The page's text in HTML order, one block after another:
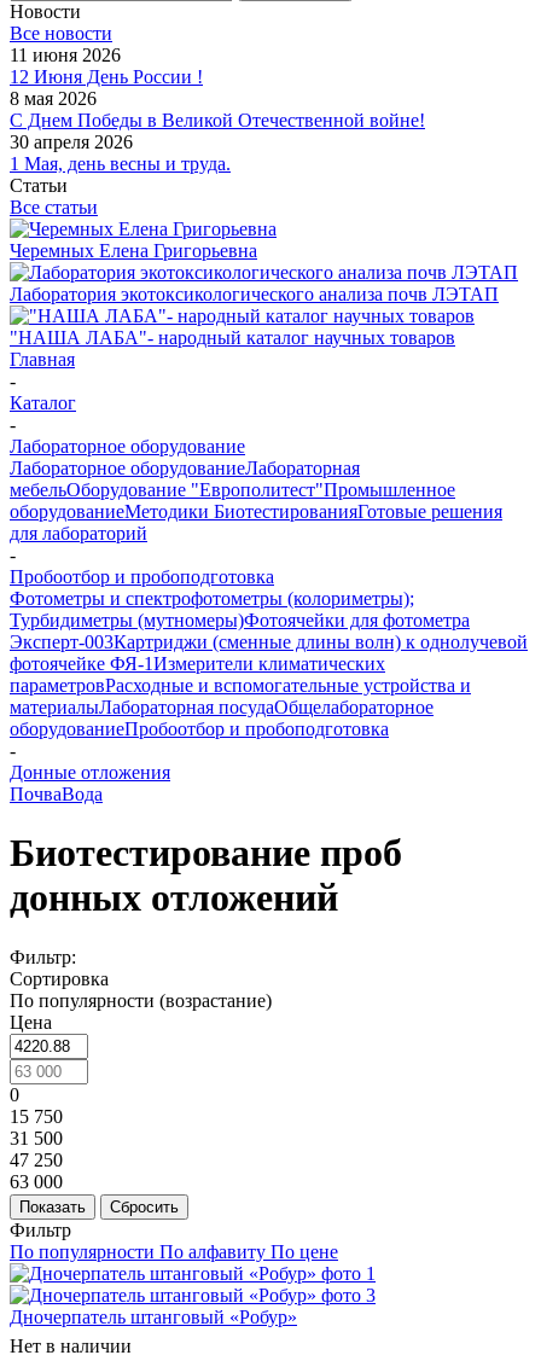
Новости
Все новости
11 июня 2026
12 Июня День России !
8 мая 2026
С Днем Победы в Великой Отечественной войне!
30 апреля 2026
1 Мая, день весны и труда.
Статьи
Все статьи
Черемных Елена Григорьевна
Лаборатория экотоксикологического анализа почв ЛЭТАП
"НАША ЛАБА"- народный каталог научных товаров
Главная
-
Каталог
-
Лабораторное оборудование
Лабораторное оборудованиеЛабораторная
мебельОборудование "Европолитест"Промышленное
оборудованиеМетодики БиотестированияГотовые решения
для лабораторий
-
Пробоотбор и пробоподготовка
Фотометры и спектрофотометры (колориметры);
Турбидиметры (мутномеры)Фотоячейки для фотометра
Эксперт-003Картриджи (сменные длины волн) к однолучевой
фотоячейке ФЯ-1Измерители климатических
параметровРасходные и вспомогательные устройства и
материалыЛабораторная посудаОбщелабораторное
оборудованиеПробоотбор и пробоподготовка
-
Донные отложения
ПочваВода
Биотестирование проб
донных отложений
Фильтр:
Сортировка
По популярности (возрастание)
Цена
0
15 750
31 500
47 250
63 000
Показать Сбросить
Фильтр
По популярности По алфавиту По цене
Дночерпатель штанговый «Робур»
Нет в наличии